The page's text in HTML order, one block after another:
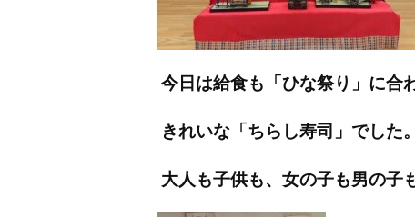
今日は給食も「ひな祭り」に合
きれいな「ちらし寿司」でした。
大人も子供も、女の子も男の子